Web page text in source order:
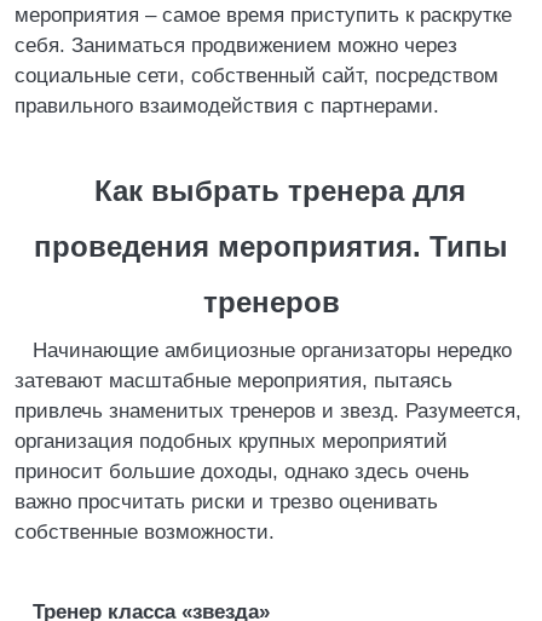
мероприятия – самое время приступить к раскрутке
себя. Заниматься продвижением можно через
социальные сети, собственный сайт, посредством
правильного взаимодействия с партнерами.
Как выбрать тренера для
проведения мероприятия. Типы
тренеров
Начинающие амбициозные организаторы нередко
затевают масштабные мероприятия, пытаясь
привлечь знаменитых тренеров и звезд. Разумеется,
организация подобных крупных мероприятий
приносит большие доходы, однако здесь очень
важно просчитать риски и трезво оценивать
собственные возможности.
Тренер класса «звезда»